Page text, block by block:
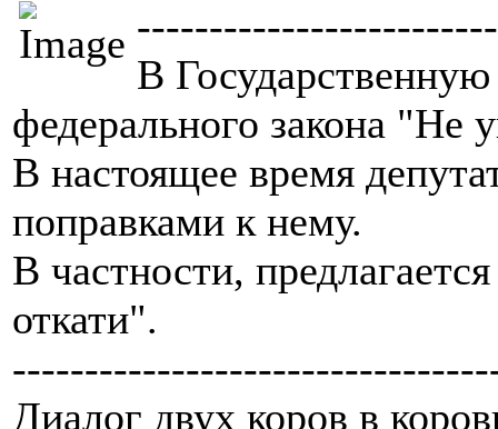
В
федерального закона "Не
В настоящее время
поправками к нему.
В частности,
откати".
Диалог двух коров в